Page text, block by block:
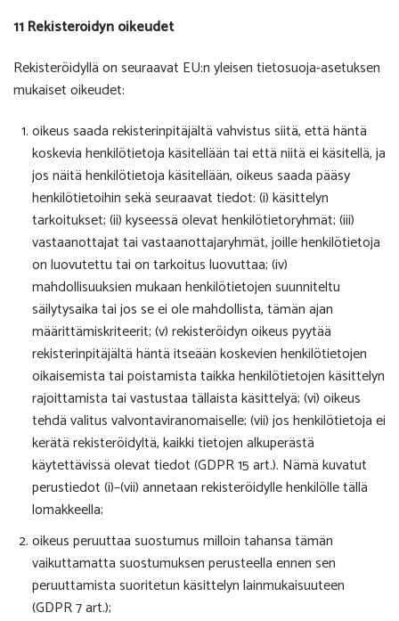
11 Rekisteröidyn oikeudet
Rekisteröidyllä on seuraavat EU:n yleisen tietosuoja-asetuksen
mukaiset oikeudet:
oikeus saada rekisterinpitäjältä vahvistus siitä, että häntä
koskevia henkilötietoja käsitellään tai että niitä ei käsitellä, ja
jos näitä henkilötietoja käsitellään, oikeus saada pääsy
henkilötietoihin sekä seuraavat tiedot: (i) käsittelyn
tarkoitukset; (ii) kyseessä olevat henkilötietoryhmät; (iii)
vastaanottajat tai vastaanottajaryhmät, joille henkilötietoja
on luovutettu tai on tarkoitus luovuttaa; (iv)
mahdollisuuksien mukaan henkilötietojen suunniteltu
säilytysaika tai jos se ei ole mahdollista, tämän ajan
määrittämiskriteerit; (v) rekisteröidyn oikeus pyytää
rekisterinpitäjältä häntä itseään koskevien henkilötietojen
oikaisemista tai poistamista taikka henkilötietojen käsittelyn
rajoittamista tai vastustaa tällaista käsittelyä; (vi) oikeus
tehdä valitus valvontaviranomaiselle; (vii) jos henkilötietoja ei
kerätä rekisteröidyltä, kaikki tietojen alkuperästä
käytettävissä olevat tiedot (GDPR 15 art.). Nämä kuvatut
perustiedot (i)–(vii) annetaan rekisteröidylle henkilölle tällä
lomakkeella;
oikeus peruuttaa suostumus milloin tahansa tämän
vaikuttamatta suostumuksen perusteella ennen sen
peruuttamista suoritetun käsittelyn lainmukaisuuteen
(GDPR 7 art.);